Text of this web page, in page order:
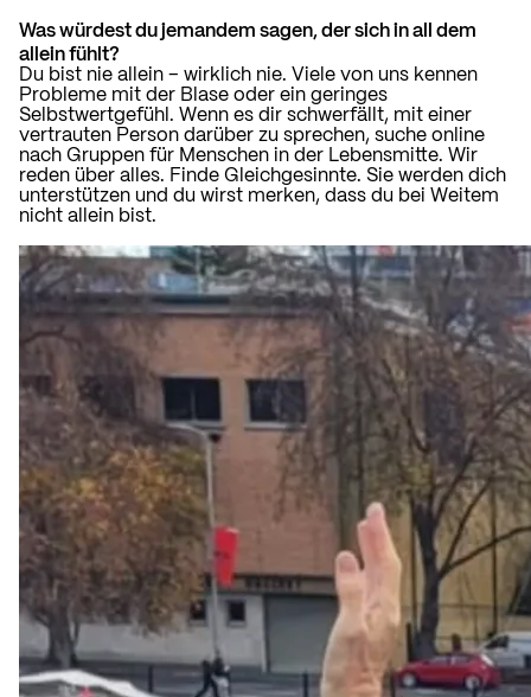
Was würdest du jemandem sagen, der sich in all dem
allein fühlt?
Du bist nie allein – wirklich nie. Viele von uns kennen
Probleme mit der Blase oder ein geringes
Selbstwertgefühl. Wenn es dir schwerfällt, mit einer
vertrauten Person darüber zu sprechen, suche online
nach Gruppen für Menschen in der Lebensmitte. Wir
reden über alles. Finde Gleichgesinnte. Sie werden dich
unterstützen und du wirst merken, dass du bei Weitem
nicht allein bist.